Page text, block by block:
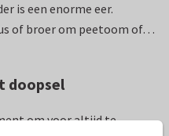
is een enorme eer.
of broer om peetoom of…
doopsel
om voor altijd te